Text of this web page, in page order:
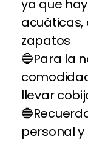
ya que
acuáticas,
zapatos
Para la
llevar
personal